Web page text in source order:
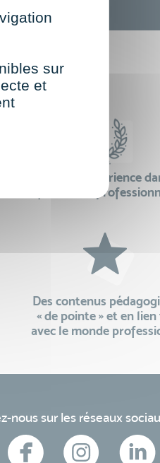
24 ans d'expérience
formation
Des contenus
« de pointe » et en
avec le monde
nous sur les réseaux
sur
et